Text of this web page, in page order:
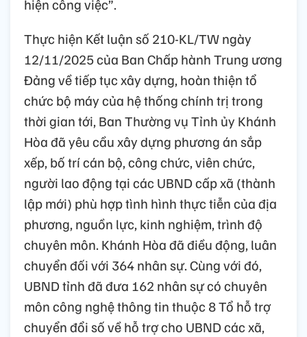
hiện công việc”.
Thực hiện Kết luận số 210-KL/TW ngày
12/11/2025 của Ban Chấp hành Trung ương
Đảng về tiếp tục xây dựng, hoàn thiện tổ
chức bộ máy của hệ thống chính trị trong
thời gian tới, Ban Thường vụ Tỉnh ủy Khánh
Hòa đã yêu cầu xây dựng phương án sắp
xếp, bố trí cán bộ, công chức, viên chức,
người lao động tại các UBND cấp xã (thành
lập mới) phù hợp tình hình thực tiễn của địa
phương, nguồn lực, kinh nghiệm, trình độ
chuyên môn. Khánh Hòa đã điều động, luân
chuyển đối với 364 nhân sự. Cùng với đó,
UBND tỉnh đã đưa 162 nhân sự có chuyên
môn công nghệ thông tin thuộc 8 Tổ hỗ trợ
chuyển đổi số về hỗ trợ cho UBND các xã,